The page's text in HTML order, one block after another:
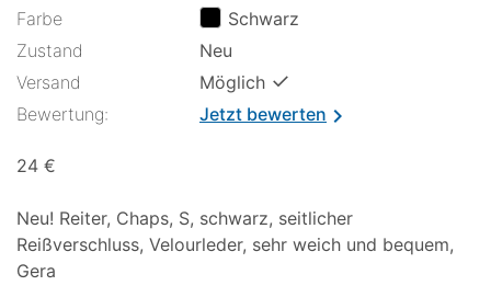
Farbe
Schwarz
Zustand
Neu
Versand
Möglich ✓
Bewertung: Jetzt bewertenchevron_right
24 €
Neu! Reiter, Chaps, S, schwarz, seitlicher
Reißverschluss, Velourleder, sehr weich und bequem,
Gera